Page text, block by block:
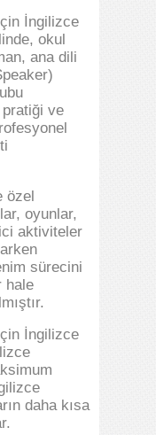
İngilizce
okul
ana dili
pratiği ve
özel
oyunlar,
aktiviteler
sürecini
hale
İngilizce
daha kısa